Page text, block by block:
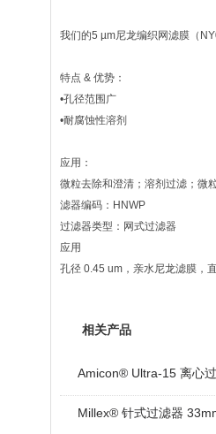
我们的5 µm尼龙编织网滤膜（
特点 & 优势：
•孔径范围广
•耐腐蚀性溶剂
应用：
微粒去除和澄清；溶剂过滤；微
滤器编码：HNWP
过滤器类型：网式过滤器
应用
孔径 0.45 um，亲水尼龙滤膜，
相关产品
Amicon® Ultra-15 离心
Millex® 针式过滤器